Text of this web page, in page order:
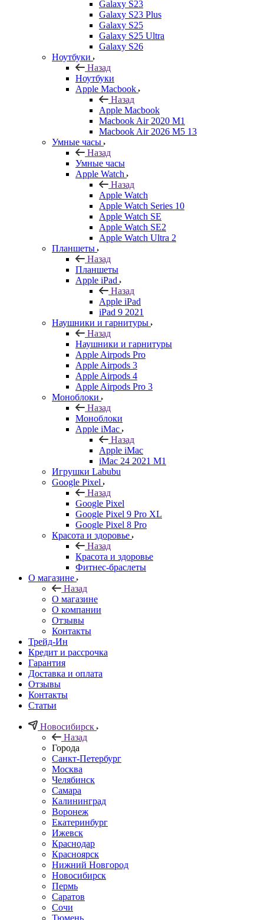
Galaxy S23
Galaxy S23 Plus
Galaxy S25
Galaxy S25 Ultra
Galaxy S26
Ноутбуки
Назад
Ноутбуки
Apple Macbook
Назад
Apple Macbook
Macbook Air 2020 M1
Macbook Air 2026 M5 13
Умные часы
Назад
Умные часы
Apple Watch
Назад
Apple Watch
Apple Watch Series 10
Apple Watch SE
Apple Watch SE2
Apple Watch Ultra 2
Планшеты
Назад
Планшеты
Apple iPad
Назад
Apple iPad
iPad 9 2021
Наушники и гарнитуры
Назад
Наушники и гарнитуры
Apple Airpods Pro
Apple Airpods 3
Apple Airpods 4
Apple Airpods Pro 3
Моноблоки
Назад
Моноблоки
Apple iMac
Назад
Apple iMac
iMac 24 2021 M1
Игрушки Labubu
Google Pixel
Назад
Google Pixel
Google Pixel 9 Pro XL
Google Pixel 8 Pro
Красота и здоровье
Назад
Красота и здоровье
Фитнес-браслеты
О магазине
Назад
О магазине
О компании
Отзывы
Контакты
Трейд-Ин
Кредит и рассрочка
Гарантия
Доставка и оплата
Отзывы
Контакты
Статьи
Новосибирск
Назад
Города
Санкт-Петербург
Москва
Челябинск
Самара
Калининград
Воронеж
Екатеринбург
Ижевск
Краснодар
Красноярск
Нижний Новгород
Новосибирск
Пермь
Саратов
Сочи
Тюмень